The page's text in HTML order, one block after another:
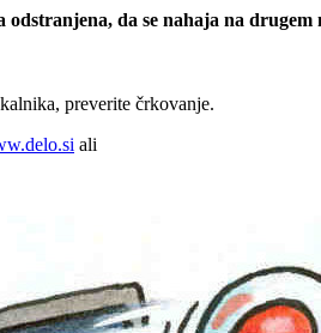
da se nahaja na
preverite črkovanje.
ali